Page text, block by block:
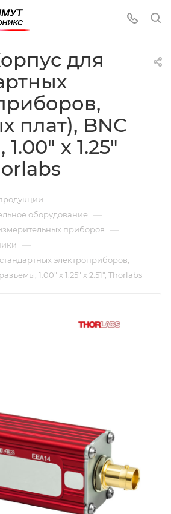
для
плат), BNC
x 1.25"
—
оборудование —
приборов —
—
электроприборов,
1.00" x 1.25" x 2.51", Thorlabs